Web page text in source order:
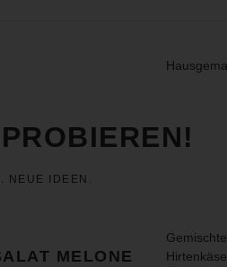
NEUE IDEEN.
MELONE